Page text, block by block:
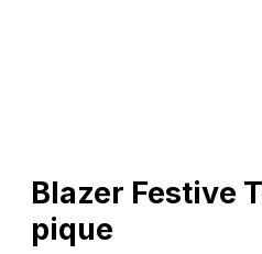
Blazer Festive
pique